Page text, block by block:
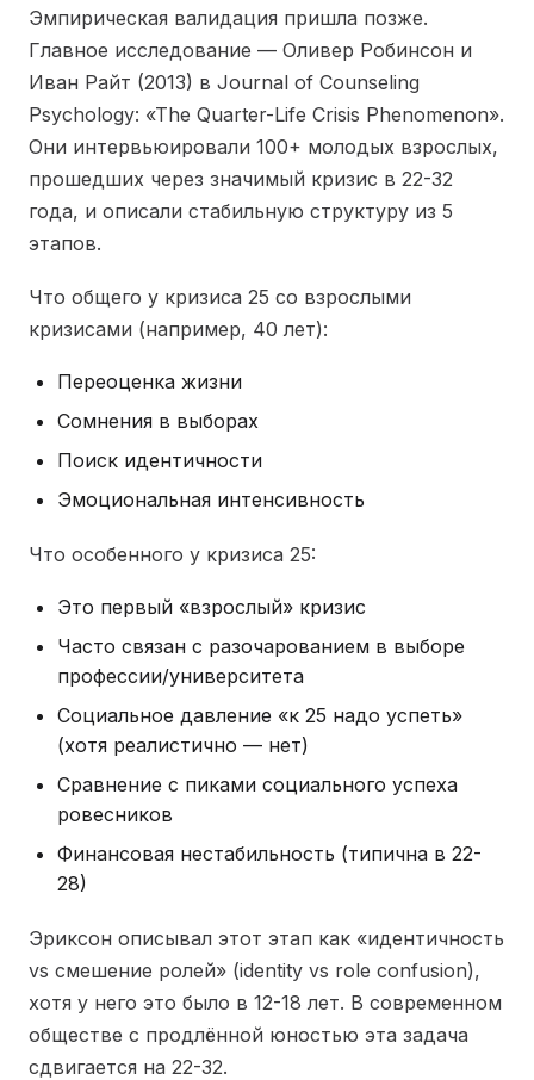
Эмпирическая валидация пришла позже.
Главное исследование — Оливер Робинсон и
Иван Райт (2013) в Journal of Counseling
Psychology: «The Quarter-Life Crisis Phenomenon».
Они интервьюировали 100+ молодых взрослых,
прошедших через значимый кризис в 22-32
года, и описали стабильную структуру из 5
этапов.
Что общего у кризиса 25 со взрослыми
кризисами (например, 40 лет):
Переоценка жизни
Сомнения в выборах
Поиск идентичности
Эмоциональная интенсивность
Что особенного у кризиса 25:
Это первый «взрослый» кризис
Часто связан с разочарованием в выборе
профессии/университета
Социальное давление «к 25 надо успеть»
(хотя реалистично — нет)
Сравнение с пиками социального успеха
ровесников
Финансовая нестабильность (типична в 22-
28)
Эриксон описывал этот этап как «идентичность
vs смешение ролей» (identity vs role confusion),
хотя у него это было в 12-18 лет. В современном
обществе с продлённой юностью эта задача
сдвигается на 22-32.